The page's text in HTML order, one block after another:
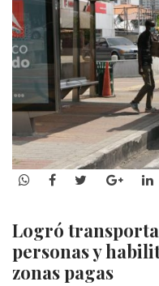
WhatsApp
Facebook
Twitter
Logró transporta
personas y
zonas pagas